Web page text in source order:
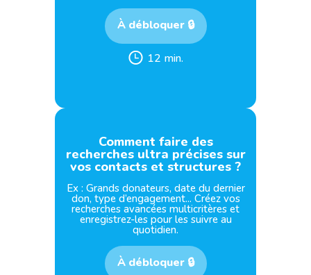
À débloquer 🔒
12 min.
Comment faire des
recherches ultra précises sur
vos contacts et structures ?
Ex : Grands donateurs, date du dernier
don, type d’engagement... Créez vos
recherches avancées multicritères et
enregistrez-les pour les suivre au
quotidien.
À débloquer 🔒